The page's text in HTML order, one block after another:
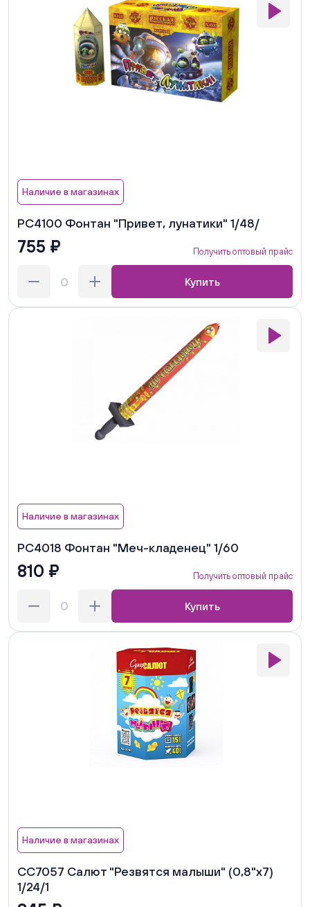
Наличие в магазинах
РС4100 Фонтан "Привет, лунатики" 1/48/
755 ₽ Получить оптовый прайс
Купить
Наличие в магазинах
РС4018 Фонтан "Меч-кладенец" 1/60
810 ₽ Получить оптовый прайс
Купить
Наличие в магазинах
СС7057 Салют "Резвятся малыши" (0,8"х7)
1/24/1